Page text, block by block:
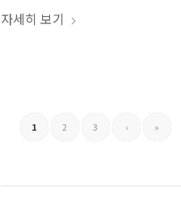
자세히 보기
1 2 3 › »